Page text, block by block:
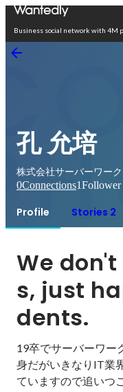
Business social network with 4M
孔 允培
株式会社サーバーワーク
0Connections1Follower
Profile Stories 2
We
s, just
dents.
19卒でサーバーワー
身だがいきなりIT業
ていますので追いつ